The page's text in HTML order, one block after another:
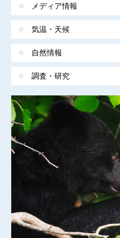
メディア情報
気温・天候
自然情報
調査・研究